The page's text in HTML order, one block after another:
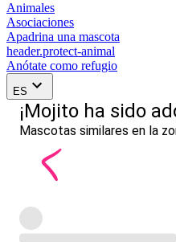
Animales
Asociaciones
Apadrina una mascota
header.protect-animal
Anótate como refugio
ES
¡Mojito ha sido
Mascotas similares en la